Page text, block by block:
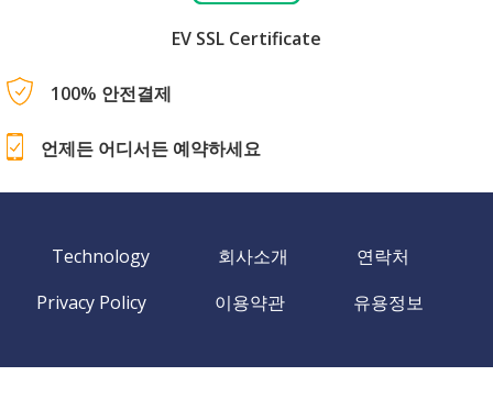
EV SSL Certificate
100% 안전결제
언제든 어디서든 예약하세요
Technology 회사소개
연락처
Privacy Policy
이용약관 유용정보